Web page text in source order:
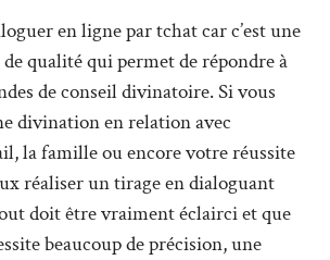
en ligne par tchat car c’est une
qualité qui permet de répondre à
de conseil divinatoire. Si vous
divination en relation avec
la famille ou encore votre réussite
réaliser un tirage en dialoguant
doit être vraiment éclairci et que
beaucoup de précision, une